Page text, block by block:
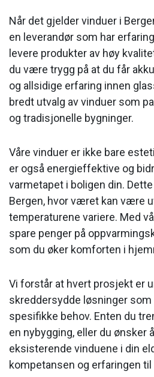
Når det gjelder vinduer i
en leverandør som har
levere produkter av høy
du være trygg på at du får
og allsidige erfaring innen
bredt utvalg av vinduer som
og tradisjonelle bygninger.
Våre vinduer er ikke bare
er også energieffektive og
varmetapet i boligen din.
Bergen, hvor været kan være
temperaturene variere. Med
spare penger på
som du øker komforten i
Vi forstår at hvert prosjekt er
skreddersydde løsninger
spesifikke behov. Enten du
en nybygging, eller du ønsker
eksisterende vinduene i din
kompetansen og erfaringen til